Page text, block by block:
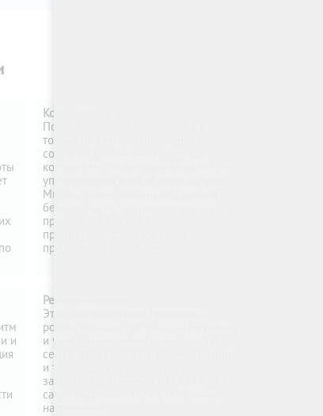
Кодирование.
По медицинским показаниям и
только при информированном
согласии используются методы,
которые помогают удерживаться от
употребления определённый срок.
Мы подробно объясняем условия
безопасности, противопоказания и
правила поведения после
процедуры, чтобы всё было
прозрачно и безопасно.
и
Ресоциализация.
Этап возвращения к привычным
ролям: помощь при выходе на работу
и учёбу, укрепление отношений в
семье, планирование бюджета, спорт
и творчество. Наша задача –
закрепить изменения и поддержать
самостоятельность без постоянного
напряжения.